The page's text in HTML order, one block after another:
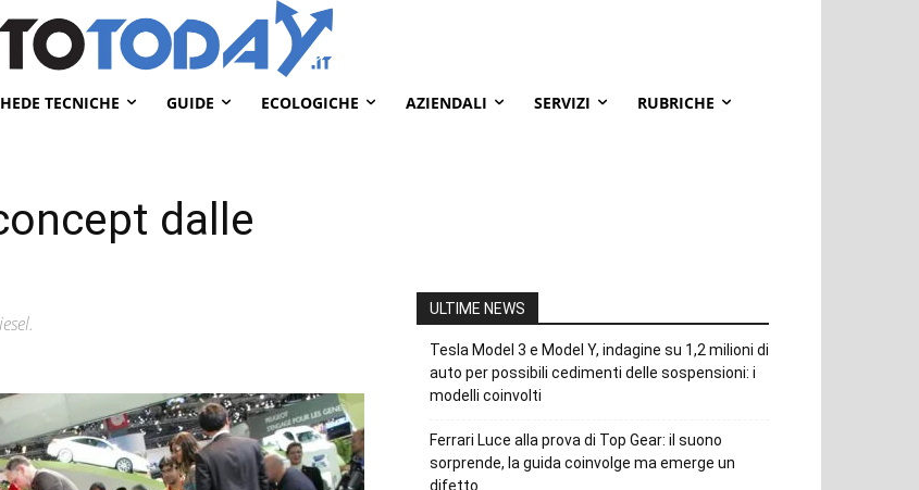
TECNICHE GUIDE ECOLOGICHE AZIENDALI SERVIZI RUBRICHE
dalle
ULTIME NEWS
Tesla Model 3 e Model Y, indagine su 1,2 milioni di
auto per possibili cedimenti delle sospensioni: i
modelli coinvolti
Ferrari Luce alla prova di Top Gear: il suono
sorprende, la guida coinvolge ma emerge un
difetto